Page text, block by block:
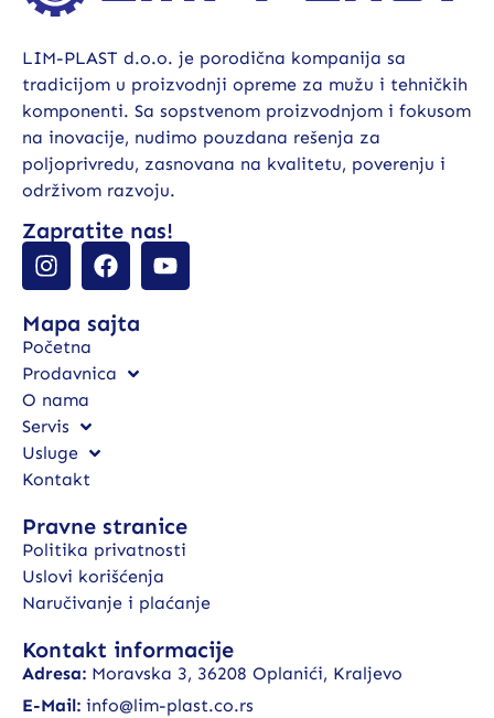
LIM-PLAST d.o.o. je porodična kompanija sa
tradicijom u proizvodnji opreme za mužu i tehničkih
komponenti. Sa sopstvenom proizvodnjom i fokusom
na inovacije, nudimo pouzdana rešenja za
poljoprivredu, zasnovana na kvalitetu, poverenju i
održivom razvoju.
Zapratite nas!
Mapa sajta
Početna
Prodavnica
O nama
Servis
Usluge
Kontakt
Pravne stranice
Politika privatnosti
Uslovi korišćenja
Naručivanje i plaćanje
Kontakt informacije
Adresa: Moravska 3, 36208 Oplanići, Kraljevo
E-Mail: info@lim-plast.co.rs